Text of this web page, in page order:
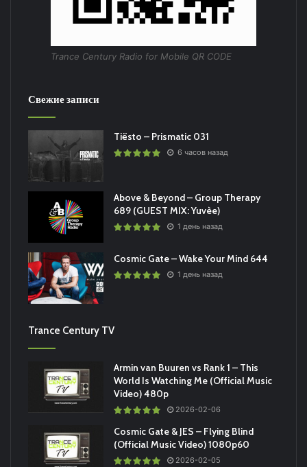
Trance Century Radio for Mobile QR CODE
Свежие записи
Tiësto – Prismatic 031
6 часов назад
Above & Beyond – Group Therapy
689 (GUEST MIX: Yuvèe)
1 день назад
Cosmic Gate – Wake Your Mind 644
1 день назад
Trance Century TV
Armin van Buuren vs Rank 1 – This
World Is Watching Me (Official Music
Video) 480p
2026-02-06
Cosmic Gate & JES – Flying Blind
(Official Music Video) 1080p60
2026-02-05